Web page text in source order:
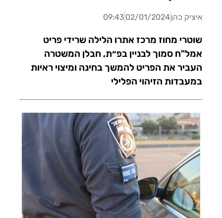
איציק כהן02/01/2024
09:43
שוטרי מחוז מרכז אתרו הלילה שרידי פריט
אמל"ח סמוך לבניין בפ״ת, חבלן המשטרה
העביר את הפריט להמשך בחינה ומיצוי ראיות
במעבדות הזיהוי הפלילי